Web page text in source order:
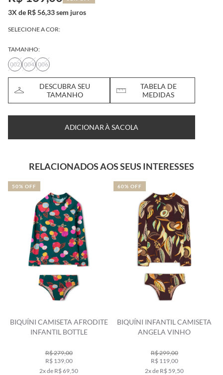
3X de R$ 56,33 sem juros
SELECIONE A COR:
TAMANHO:
002 004 006
DESCUBRA SEU
TAMANHO
TABELA DE
MEDIDAS
ADICIONAR À SACOLA
RELACIONADOS AOS SEUS INTERESSES
BIQUÍNI CAMISETA AFRODITE
INFANTIL BOTTLE
R$ 279,00
R$ 139,00
2x de R$ 69,50
50% OFF
BIQUÍNI INFANTIL CAMISETA
ANGELA VINHO
R$ 299,00
R$ 119,00
2x de R$ 59,50
60% OFF